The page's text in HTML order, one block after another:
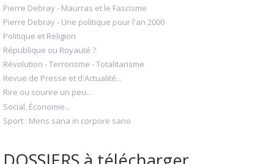
Pierre Debray - Maurras et le Fascisme
Pierre Debray - Une politique pour l'an 2000
Politique et Religion
République ou Royauté ?
Révolution - Terrorisme - Totalitarisme
Revue de Presse et d'Actualité...
Rire ou sourire un peu...
Social, Économie...
Sport : Mens sana in corpore sano